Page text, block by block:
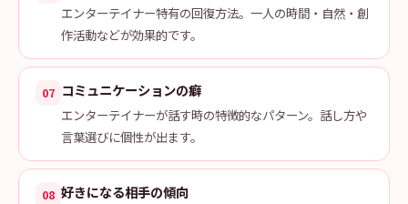
エンターテイナー特有の回復方法。一人の時間・自然・創
作活動などが効果的です。
07 コミュニケーションの癖
エンターテイナーが話す時の特徴的なパターン。話し方や
言葉選びに個性が出ます。
08 好きになる相手の傾向